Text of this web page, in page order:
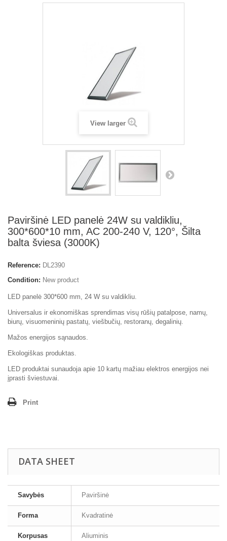
View larger
Paviršinė LED panelė 24W su valdikliu,
300*600*10 mm, AC 200-240 V, 120°, Šilta
balta šviesa (3000K)
Reference: DL2390
Condition: New product
LED panelė 300*600 mm, 24 W su valdikliu.
Universalus ir ekonomiškas sprendimas visų rūšių patalpose, namų,
biurų, visuomeninių pastatų, viešbučių, restoranų, degalinių.
Mažos energijos sąnaudos.
Ekologiškas produktas.
LED produktai sunaudoja apie 10 kartų mažiau elektros energijos nei
įprasti šviestuvai.
Print
DATA SHEET
Savybės Paviršinė
Forma Kvadratinė
Korpusas Aliuminis